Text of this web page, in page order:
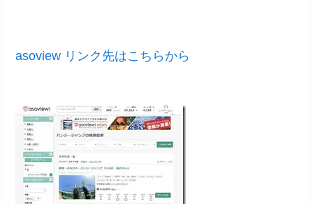
asoview リンク先はこちらから